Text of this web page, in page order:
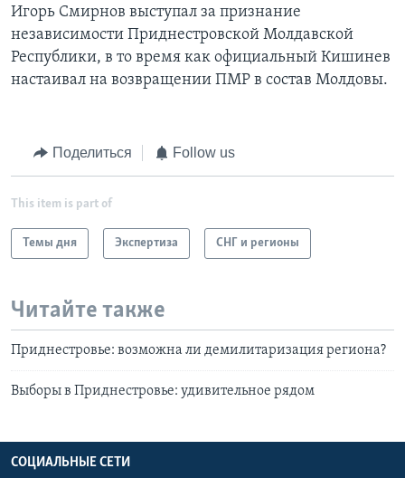
Игорь Смирнов выступал за признание
независимости Приднестровской Молдавской
Республики, в то время как официальный Кишинев
настаивал на возвращении ПМР в состав Молдовы.
Поделиться Follow us
This item is part of
Темы дня Экспертиза СНГ и регионы
Читайте также
Приднестровье: возможна ли демилитаризация региона?
Выборы в Приднестровье: удивительное рядом
СОЦИАЛЬНЫЕ СЕТИ